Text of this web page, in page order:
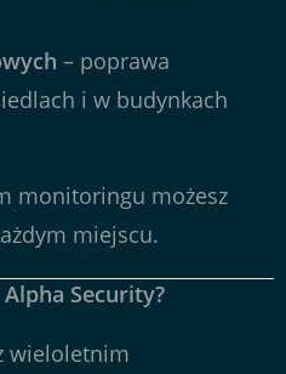
– poprawa
i w budynkach
monitoringu możesz
miejscu.
Security?
wieloletnim